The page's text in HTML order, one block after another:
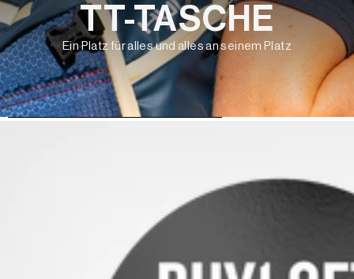
TT-TASCHE
Ein Platz für alles und alles an seinem Platz
WEITER ZU DEN PRODUKTINFORMATIONEN